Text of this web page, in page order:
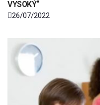
VYSOKÝ“
26/07/2022